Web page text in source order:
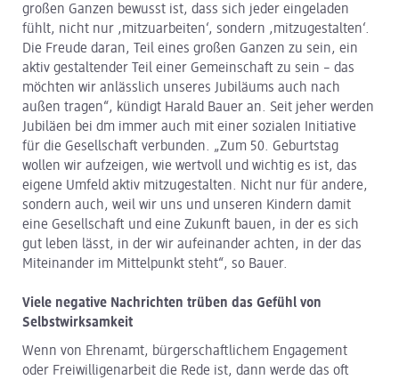
großen Ganzen bewusst ist, dass sich jeder eingeladen
fühlt, nicht nur ,mitzuarbeiten‘, sondern ,mitzugestalten‘.
Die Freude daran, Teil eines großen Ganzen zu sein, ein
aktiv gestaltender Teil einer Gemeinschaft zu sein – das
möchten wir anlässlich unseres Jubiläums auch nach
außen tragen“, kündigt Harald Bauer an. Seit jeher werden
Jubiläen bei dm immer auch mit einer sozialen Initiative
für die Gesellschaft verbunden. „Zum 50. Geburtstag
wollen wir aufzeigen, wie wertvoll und wichtig es ist, das
eigene Umfeld aktiv mitzugestalten. Nicht nur für andere,
sondern auch, weil wir uns und unseren Kindern damit
eine Gesellschaft und eine Zukunft bauen, in der es sich
gut leben lässt, in der wir aufeinander achten, in der das
Miteinander im Mittelpunkt steht“, so Bauer.
Viele negative Nachrichten trüben das Gefühl von
Selbstwirksamkeit
Wenn von Ehrenamt, bürgerschaftlichem Engagement
oder Freiwilligenarbeit die Rede ist, dann werde das oft